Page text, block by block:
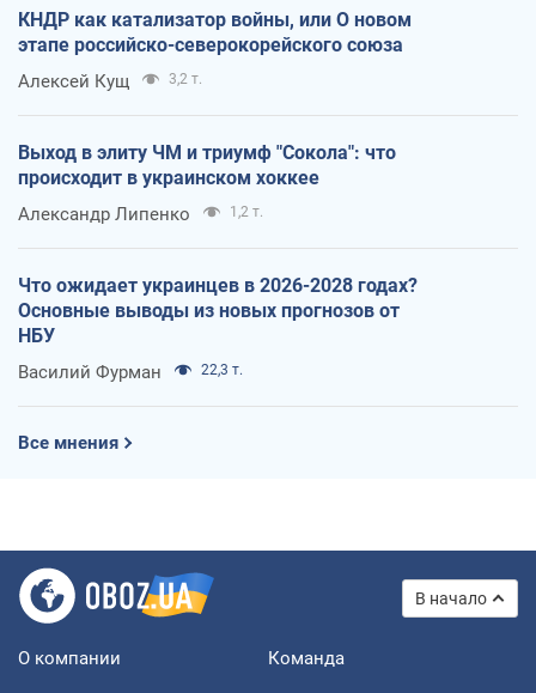
КНДР как катализатор войны, или О новом
этапе российско-северокорейского союза
Алексей Кущ 3,2 т.
Выход в элиту ЧМ и триумф "Сокола": что
происходит в украинском хоккее
Александр Липенко 1,2 т.
Что ожидает украинцев в 2026-2028 годах?
Основные выводы из новых прогнозов от
НБУ
Василий Фурман 22,3 т.
Все мнения
В начало
О компании Команда